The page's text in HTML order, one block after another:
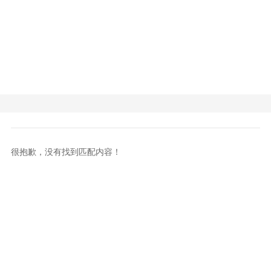
很抱歉，没有找到匹配内容！